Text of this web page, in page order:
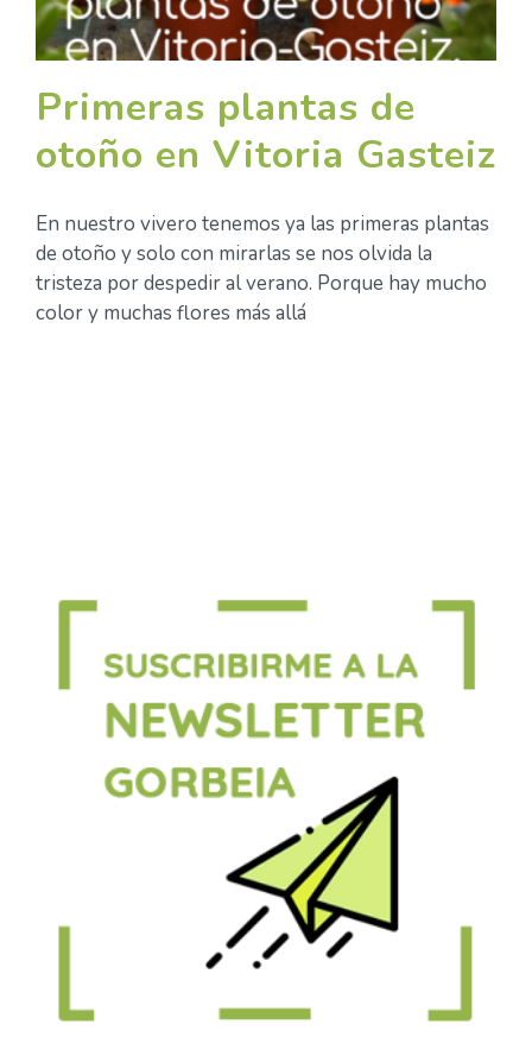
Primeras plantas de
otoño en Vitoria Gasteiz
En nuestro vivero tenemos ya las primeras plantas
de otoño y solo con mirarlas se nos olvida la
tristeza por despedir al verano. Porque hay mucho
color y muchas flores más allá